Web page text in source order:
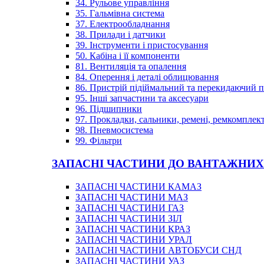
34. Рульове управління
35. Гальмівна система
37. Електрообладнання
38. Прилади і датчики
39. Інструменти і пристосування
50. Кабіна і її компоненти
81. Вентиляція та опалення
84. Оперення і деталі облицювання
86. Пристрій підіймальний та перекидаючий
95. Інші запчастини та аксесуари
96. Підшипники
97. Прокладки, сальники, ремені,
98. Пневмосистема
99. Фільтри
ЗАПАСНІ ЧАСТИНИ ДО
ЗАПАСНІ ЧАСТИНИ КАМАЗ
ЗАПАСНІ ЧАСТИНИ МАЗ
ЗАПАСНІ ЧАСТИНИ ГАЗ
ЗАПАСНІ ЧАСТИНИ ЗІЛ
ЗАПАСНІ ЧАСТИНИ КРАЗ
ЗАПАСНІ ЧАСТИНИ УРАЛ
ЗАПАСНІ ЧАСТИНИ АВТОБУСИ СНД
ЗАПАСНІ ЧАСТИНИ УАЗ